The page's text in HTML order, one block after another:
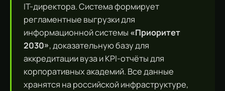
IT-директора. Система формирует
регламентные выгрузки для
информационной системы «Приоритет
2030», доказательную базу для
аккредитации вуза и KPI-отчёты для
корпоративных академий. Все данные
хранятся на российской инфраструктуре,